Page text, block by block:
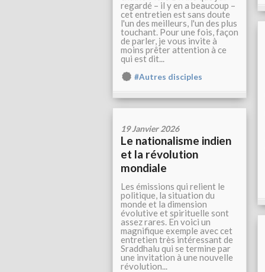
regardé – il y en a beaucoup –
cet entretien est sans doute
l'un des meilleurs, l'un des plus
touchant. Pour une fois, façon
de parler, je vous invite à
moins prêter attention à ce
qui est dit...
#Autres disciples
19 Janvier 2026
Le nationalisme indien
et la révolution
mondiale
Les émissions qui relient le
politique, la situation du
monde et la dimension
évolutive et spirituelle sont
assez rares. En voici un
magnifique exemple avec cet
entretien très intéressant de
Sraddhalu qui se termine par
une invitation à une nouvelle
révolution...